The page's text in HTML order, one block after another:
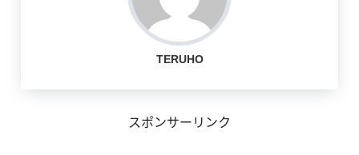
TERUHO
スポンサーリンク